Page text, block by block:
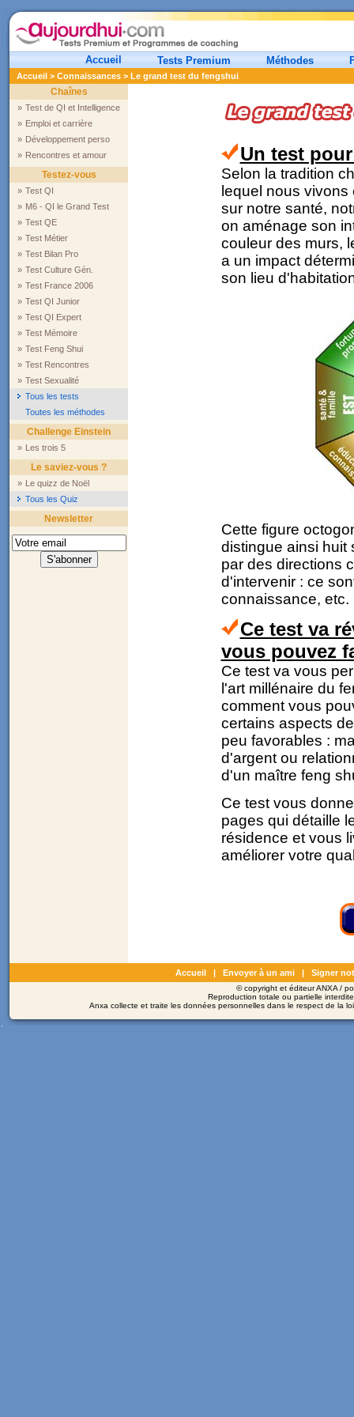
Accueil Tests Premium Méthodes
Accueil > Connaissances > Le grand test du fengshui
Chaînes
» Test de QI et Intelligence
» Emploi et carrière
» Développement perso
» Rencontres et amour
Testez-vous
» Test QI
» M6 - QI le Grand Test
» Test QE
» Test Métier
» Test Bilan Pro
» Test Culture Gén.
» Test France 2006
» Test QI Junior
» Test QI Expert
» Test Mémoire
» Test Feng Shui
» Test Rencontres
» Test Sexualité
Tous les tests
Toutes les méthodes
Challenge Einstein
» Les trois 5
Le saviez-vous ?
» Le quizz de Noël
Tous les Quiz
Newsletter
Un test
Selon la tradition
lequel nous
sur notre santé,
on aménage son
couleur des murs,
a un impact
son lieu
Cette figure
distingue ainsi huit
par des directions
d'intervenir : ce
connaissance, etc.
Ce test va
vous pouvez
Ce test va vous
l'art millénaire du
comment vous
certains aspects
peu favorables :
d'argent ou
d'un maître feng
Ce test vous
pages qui détaille
résidence et vous
améliorer votre
Accueil | Envoyer à un ami | Signer
© copyright et éditeur ANXA /
Reproduction totale ou partielle
Anxa collecte et traite les données personnelles dans le respect de la